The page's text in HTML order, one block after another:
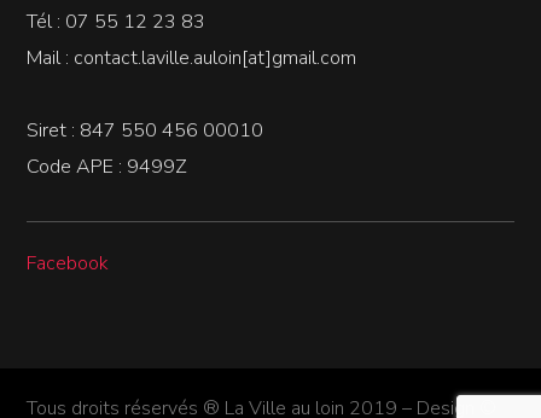
Tél : 07 55 12 23 83
Mail : contact.laville.auloin[at]gmail.com
Siret : 847 550 456 00010
Code APE : 9499Z
Facebook
Tous droits réservés ® La Ville au loin 2019 – Design ©